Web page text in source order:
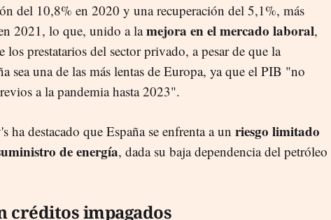
del 10,8% en 2020 y una recuperación del 5,1%, más
2021, lo que, unido a lamejora en el mercado laboral,
los prestatarios del sector privado, a pesar de que la
sea una de las más lentas de Europa, ya que el PIB "no
a la pandemia hasta 2023".
destacado que España se enfrenta a un riesgo limitado
de energía, dada su baja dependencia del petróleo
créditos impagados